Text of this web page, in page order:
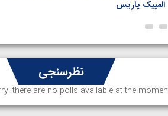
المپیک پاریس
نظرسنجی
there are no polls available at the